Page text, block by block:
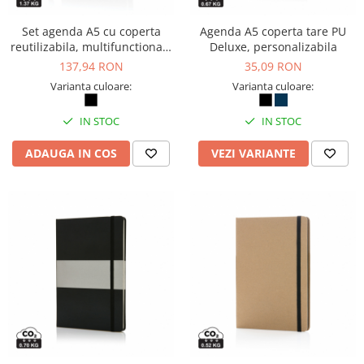
Set agenda A5 cu coperta
reutilizabila, multifunctionala
si pix, personalizabila
137,94 RON
Varianta culoare:
IN STOC
ADAUGA IN COS
Agenda A5 coperta tare PU
Deluxe, personalizabila
35,09 RON
Varianta culoare:
IN STOC
VEZI VARIANTE